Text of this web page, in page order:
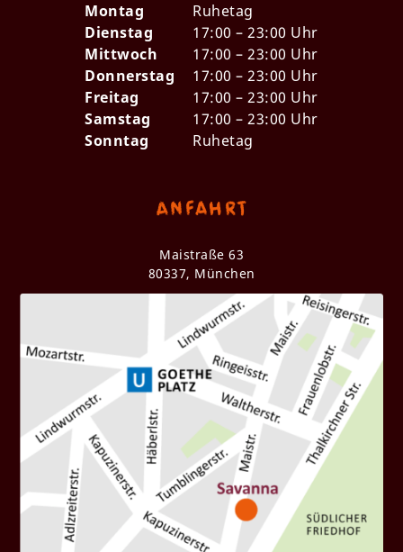
Montag
Ruhetag
Dienstag
17:00 – 23:00 Uhr
Mittwoch
17:00 – 23:00 Uhr
Donnerstag
17:00 – 23:00 Uhr
Freitag
17:00 – 23:00 Uhr
Samstag
17:00 – 23:00 Uhr
Sonntag
Ruhetag
Anfahrt
Maistraße 63
80337, München